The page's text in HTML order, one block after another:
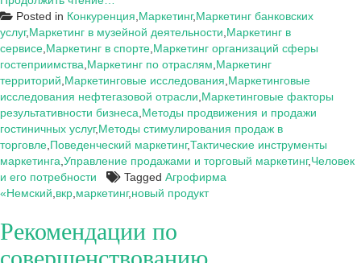
«Разработка
плана
маркетинга
по
выводу
на
рынок
нового
продукта»
(на
примере
ООО
Posted in Конкуренция Маркетинг,Маркетинг банковских
услуг,Маркетинг в музейной деятельности Маркетинг в
сервисе Маркетинг в спорте Маркетинг организаций сферы
гостеприимства Маркетинг по отраслям Маркетинг
территорий Маркетинговые исследования Маркетинговые
исследования нефтегазовой отрасли Маркетинговые факторы
результативности бизнеса Методы продвижения и продажи
гостиничных услуг,Методы стимулирования продаж в
торговле Поведенческий маркетинг,Тактические инструменты
маркетинга Управление продажами и торговый маркетинг,Человек
и его потребности
Tagged Агрофирма
«Немский вкр маркетинг,новый продукт
Рекомендации по
совершенствованию